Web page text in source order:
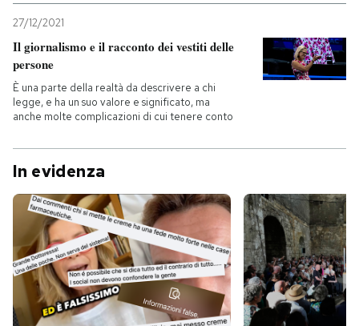
27/12/2021
Il giornalismo e il racconto dei vestiti delle
persone
È una parte della realtà da descrivere a chi
legge, e ha un suo valore e significato, ma
anche molte complicazioni di cui tenere conto
In evidenza